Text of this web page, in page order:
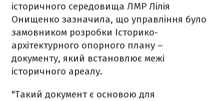
історичного середовища ЛМР Лілія
Онищенко зазначила, що управління було
замовником розробки Історико-
архітектурного опорного плану –
документу, який встановлює межі
історичного ареалу.
"Такий документ є основою для